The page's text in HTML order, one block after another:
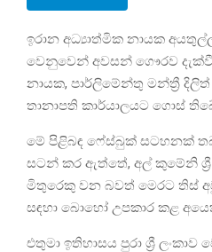
ඉරාන අධ්‍යාත්මික නායක
වෙනුවෙන් අවසන් ගෞරව
නායක, පාර්ලිමේන්තු මන්ත්‍රී
තානාපති කාර්යාලයට ගොස්
මේ පිළිබඳ ෆේස්බුක් සටහනක්
සටන් කර ඇත්තේ, අල් කුමේනි
මිතුරෙකු වන බවත් මෙරට තිස්
සඳහා බොහෝ උපකාර කළ
එතුමා ඉතිහාසය පුරා ශ්‍රී